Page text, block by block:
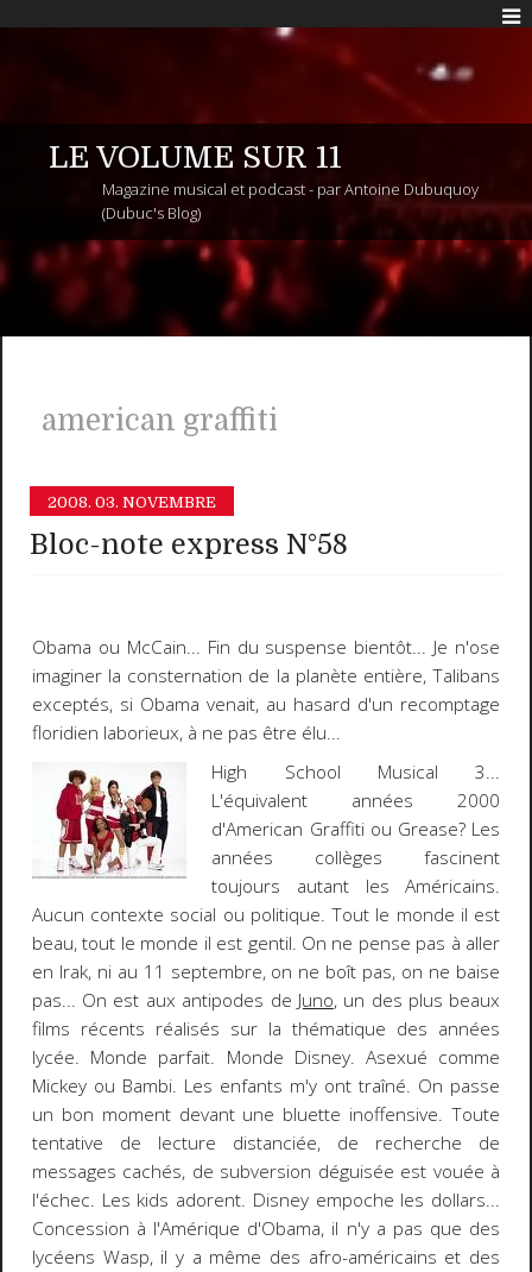
LE VOLUME SUR 11
Magazine musical et podcast - par Antoine Dubuquoy
(Dubuc's Blog)
american graffiti
2008. 03. NOVEMBRE
Bloc-note express N°58
Obama ou McCain... Fin du suspense bientôt... Je n'ose
imaginer la consternation de la planète entière, Talibans
exceptés, si Obama venait, au hasard d'un recomptage
floridien laborieux, à ne pas être élu...
High School Musical 3...
L'équivalent années 2000
d'American Graffitiou Grease? Les
années collèges fascinent
toujours autant les Américains.
Aucun contexte social ou politique.Tout le monde il est
beau, tout le monde il est gentil. On ne pense pas à aller
en Irak, ni au 11 septembre, on ne boît pas, on ne baise
pas... On est aux antipodes de Juno, un des plus beaux
films récents réalisés sur la thématique des années
lycée. Monde parfait. Monde Disney. Asexué comme
Mickey ou Bambi. Les enfants m'y ont traîné. On passe
un bon moment devant une bluette inoffensive. Toute
tentative de lecture distanciée, de recherche de
messages cachés, de subversion déguisée est vouée à
l'échec. Les kids adorent. Disney empoche les dollars...
Concession à l'Amérique d'Obama, il n'y a pas que des
lycéens Wasp, il y a même des afro-américains et des